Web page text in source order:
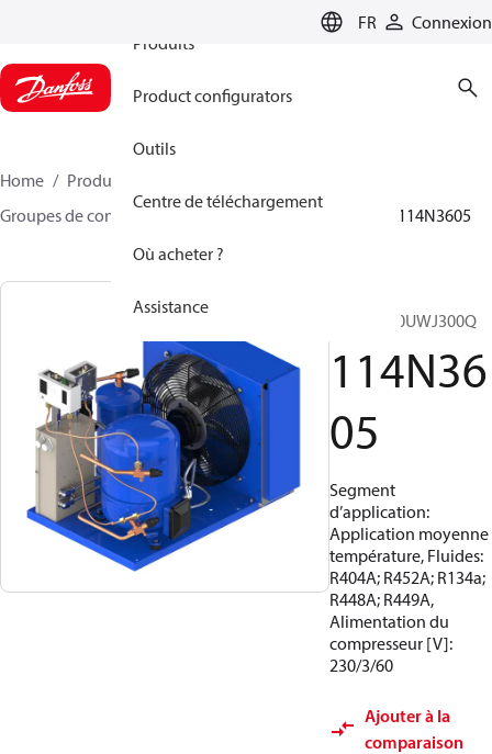
FR
Connexion
Produits
Product configurators
Outils
Centre de téléchargement
Où acheter ?
Assistance
Home Produits
Groupes de condensation
Optyma™ 114N3605
HCZC0200UWJ300Q
114N36
05
Segment
d’application:
Application moyenne
température, Fluides:
R404A; R452A; R134a;
R448A; R449A,
Alimentation du
compresseur [V]:
230/3/60
Ajouter à la
comparaison